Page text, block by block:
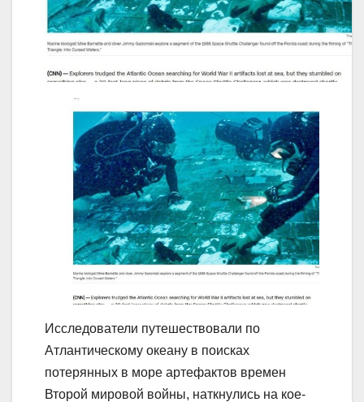
Исследователи путешествовали по
Атлантическому океану в поисках
потерянных в море артефактов времен
Второй мировой войны, наткнулись на кое-